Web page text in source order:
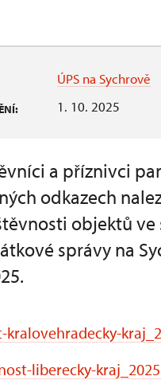
ÚPS na Sychrově
1. 10. 2025
a příznivci
odkazech
objektů ve
správy na
kralovehradecky-
liberecky-